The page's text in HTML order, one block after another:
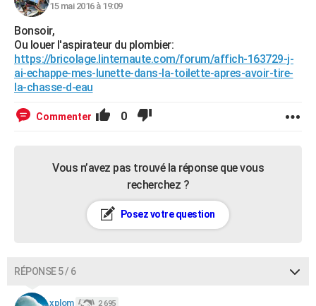
15 mai 2016 à 19:09
Bonsoir,
Ou louer l'aspirateur du plombier:
https://bricolage.linternaute.com/forum/affich-163729-j-
ai-echappe-mes-lunette-dans-la-toilette-apres-avoir-tire-
la-chasse-d-eau
Commenter 0
Vous n’avez pas trouvé la réponse que vous
recherchez ?
Posez votre question
RÉPONSE 5 / 6
xplom 2 695